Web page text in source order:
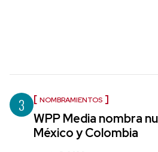
3 NOMBRAMIENTOS
WPP Media nombra
México y Colombia